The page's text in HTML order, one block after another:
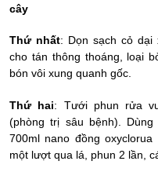
cây
Thứ nhất: Dọn sạch cỏ dại
cho tán thông thoáng, loại
bón vôi xung quanh gốc.
Thứ hai: Tưới phun rửa
(phòng trị sâu bệnh).
700ml nano đồng
một lượt qua lá, phun 2 lần,